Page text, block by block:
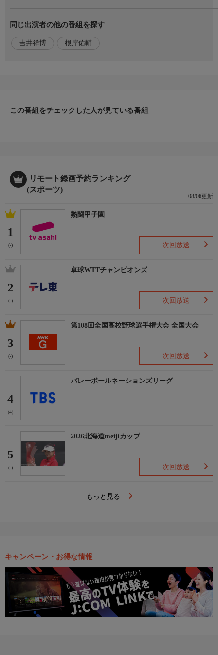
【第2試合】
解説:吉田斉(神奈川県高校野球連盟)
実況:根岸佑輔(tvkアナウンサー)
番組概要3
参加172チームの球児たちが甲子園を目指して全力で挑む姿はも
ちろん、スタンドから声援を送る家族や仲間、吹奏楽部や応援団
お伝えします!
おしらせ
延長時はサブチャンネル(032)でお楽しみください。最大延長１
音楽
【2026tvk高校野球神奈川大会中継テーマソング】
アイビー 「僕。」
MARUKADO 「ふぁいと☆びーと」
同じ出演者の他の番組を探す
吉井祥博 根岸佑輔
この番組をチェックした人が見ている番組
リモート録画予約ランキング
(スポーツ)
08/06更新
1
(-)
熱闘甲子園
次回放送
2
(-)
卓球WTTチャンピオンズ
次回放送
3
(-)
第108回全国高校野球選手権大会 全国大会
次回放送
4
(4)
バレーボールネーションズリーグ
5
(-)
2026北海道meijiカップ
次回放送
もっと見る
キャンペーン・お得な情報